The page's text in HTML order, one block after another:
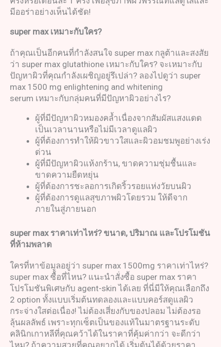
มีออร่าอย่างเห็นได้ชัด!
super max เหมาะกับใคร?
ถ้าคุณเป็นอีกคนที่กำลังสนใจ super max กลูต้าและสงสัย
ว่า super max glutathione เหมาะกับใคร? จะเหมาะกับ
ปัญหาผิวที่คุณกำลังเผชิญอยู่รึเปล่า? ลองไปดูว่า super
max 1500 mg enlightening and whitening
serum เหมาะกับกลุ่มคนที่มีปัญหาผิวอย่างไร?
ผู้ที่มีปัญหาผิวหมองคล้ำเนื่องจากสัมผัสแสงแดด
เป็นเวลานานหรือไม่มีเวลาดูแลผิว
ผู้ที่ต้องการทำให้ผิวขาวใสและผิวอมชมพูอย่างเร่ง
ด่วน
ผู้ที่มีปัญหาผิวแห้งกร้าน, ขาดความชุ่มชื้นและ
ขาดความยืดหยุ่น
ผู้ที่ต้องการชะลอการเกิดริ้วรอยแห่งวัยบนผิว
ผู้ที่ต้องการดูแลสุขภาพผิวโดยรวม ให้ดีจาก
ภายในสู่ภายนอก
super max ราคาเท่าไหร่? ขนาด, ปริมาณ และโปรโมชัน
ที่ห้ามพลาด
ใครที่หาข้อมูลอยู่ว่า super max 1500mg ราคาเท่าไหร่?
super max ซื้อที่ไหน? แนะนำสั่งซื้อ super max ราคา
โปรโมชันพิเศษกับ agent-skin ได้เลย ที่นี่มีให้คุณเลือกถึง
2 option ทั้งแบบเริ่มต้นทดลองและแบบคอร์สดูแลผิว
กระจ่างใสต่อเนื่อง! ไม่ต้องเสี่ยงกับของปลอม ไม่ต้องรอ
ลุ้นผลลัพธ์ เพราะทุกเซ็ตเป็นของแท้ในมาตรฐานระดับ
คลินิกเกาหลีที่คุณคว้าได้ในราคาที่คุ้มค่ากว่า จะดีกว่า
ไหม? ถ้าความสวยที่คุณอยากได้ เริ่มต้นได้ด้วยราคา